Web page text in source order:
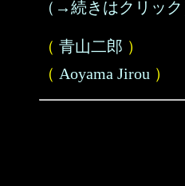
（→続きはクリック
（ 青山二郎 ）
（ Aoyama Jirou ）